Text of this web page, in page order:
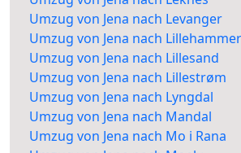
Umzug von Jena nach Levanger
Umzug von Jena nach Lillehammer
Umzug von Jena nach Lillesand
Umzug von Jena nach Lillestrøm
Umzug von Jena nach Lyngdal
Umzug von Jena nach Mandal
Umzug von Jena nach Mo i Rana